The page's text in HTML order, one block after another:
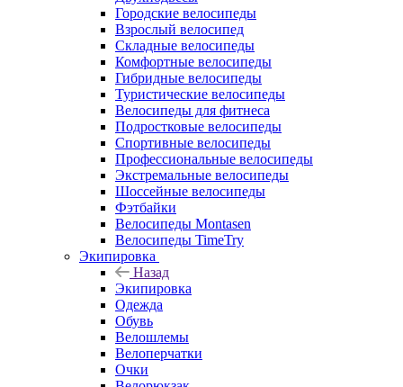
Городские велосипеды
Взрослый велосипед
Складные велосипеды
Комфортные велосипеды
Гибридные велосипеды
Туристические велосипеды
Велосипеды для фитнеса
Подростковые велосипеды
Спортивные велосипеды
Профессиональные велосипеды
Экстремальные велосипеды
Шоссейные велосипеды
Фэтбайки
Велосипеды Montasen
Велосипеды TimeTry
Экипировка
Назад
Экипировка
Одежда
Обувь
Велошлемы
Велоперчатки
Очки